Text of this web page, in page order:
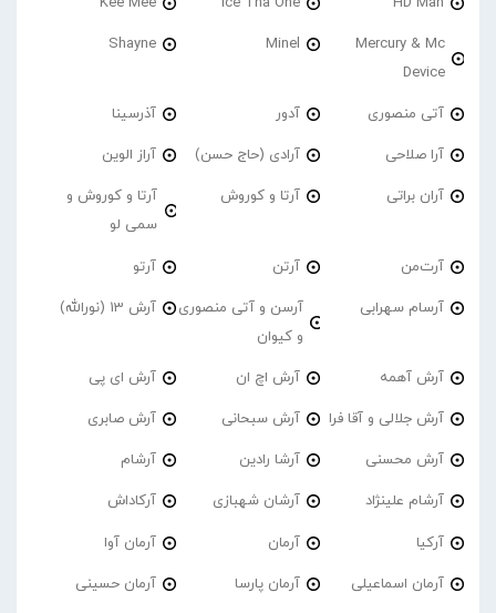
Mercury & Mc
Device
Minel
Shayne
آتی منصوری آدور آذرسینا
آرا صلاحی آرادی (حاج حسن) آراز الوین
آران براتی آرتا و کوروش
آرتا و کوروش و
سمی لو
آرت‌من آرتن آرتو
آرسام سهرابی
آرسن و آتی منصوری
و کیوان
آرش 13 (نورالله)
آرش آهمه آرش اچ ان آرش ای پی
آرش جلالی و آقا فرا آرش سبحانی آرش صابری
آرش محسنی آرشا رادین آرشام
آرشام علینژاد آرشان شهبازی آرکاداش
آرکیا آرمان آرمان آوا
آرمان اسماعیلی آرمان پارسا آرمان حسینی